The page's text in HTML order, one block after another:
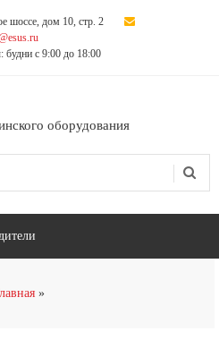
шоссе, дом 10, стр. 2
будни с 9:00 до 18:00
оборудования